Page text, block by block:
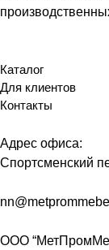
Каталог
Для клиентов
Контакты
Адрес офиса:
Спортсменский
ООО